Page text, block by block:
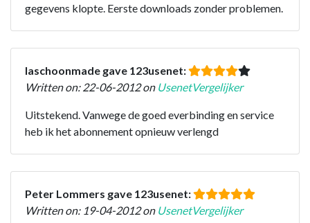
gegevens klopte. Eerste downloads zonder problemen.
laschoonmade gave 123usenet:
Written on: 22-06-2012 on UsenetVergelijker
Uitstekend. Vanwege de goed everbinding en service
heb ik het abonnement opnieuw verlengd
Peter Lommers gave 123usenet:
Written on: 19-04-2012 on UsenetVergelijker